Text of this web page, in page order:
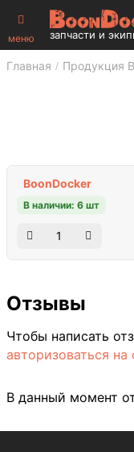
меню запчасти и
Главная Продукция
BoonDocker
В наличии: 6 шт
Отзывы
Чтобы написать
авторизоваться на
В данный момент